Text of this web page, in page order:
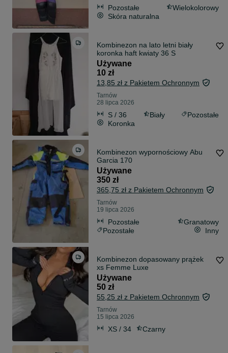
Pozostałe
Wielokolorowy
Skóra naturalna
Kombinezon na lato letni biały
koronka haft kwiaty 36 S
Używane
10 zł
13,85 zł z Pakietem Ochronnym
Tarnów
28 lipca 2026
S / 36 Biały
Pozostałe
Koronka
Kombinezon wypornościowy Abu
Garcia 170
Używane
350 zł
365,75 zł z Pakietem Ochronnym
Tarnów
19 lipca 2026
Pozostałe
Granatowy
Pozostałe
Inny
Kombinezon dopasowany prążek
xs Femme Luxe
Używane
50 zł
55,25 zł z Pakietem Ochronnym
Tarnów
15 lipca 2026
XS / 34 Czarny